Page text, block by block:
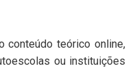
conteúdo teórico online,
ou instituições